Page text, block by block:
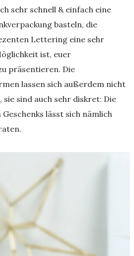
sehr schnell & einfach eine
basteln, die
Lettering eine sehr
ist, euer
präsentieren. Die
lassen sich außerdem nicht
sind auch sehr diskret: Die
lässt sich nämlich